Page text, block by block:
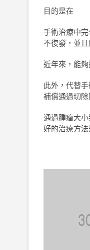
目的是在
手術治療中
不復發，並
近年來，能
此外，代替
補償通過切
通過腫瘤大
好的治療方